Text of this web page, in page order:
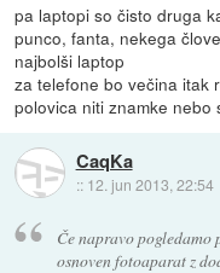
pa laptopi so čisto druga
punco, fanta, nekega
najbolši laptop
za telefone bo večina itak
polovica niti znamke nebo
CaqKa
:: 12. jun 2013, 22:54
Če napravo pogledamo
osnoven fotoaparat z